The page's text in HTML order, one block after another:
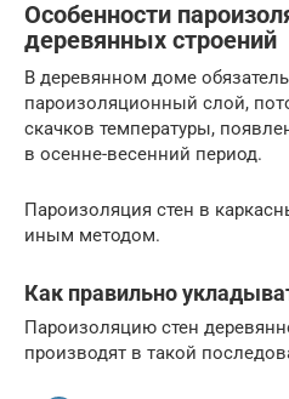
Особенности
деревянных строений
В деревянном доме
пароизоляционный слой,
скачков температуры,
в осенне-весенний период.
Пароизоляция стен в
иным методом.
Как правильно
Пароизоляцию стен
производят в такой